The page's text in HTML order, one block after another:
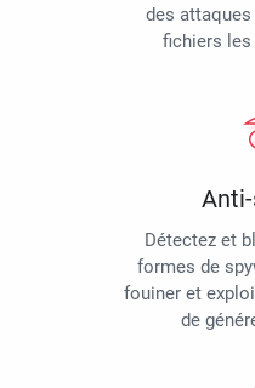
des
fichiers les
Détectez et
formes de
fouiner et
de